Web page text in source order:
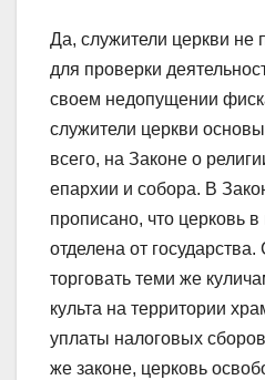
Да, служители церкви не
для проверки
своем недопущении
служители церкви
всего, на Законе о
епархии и собора. В
прописано, что церковь
отделена от
торговать теми же
культа на территории
уплаты налоговых
же законе, церковь